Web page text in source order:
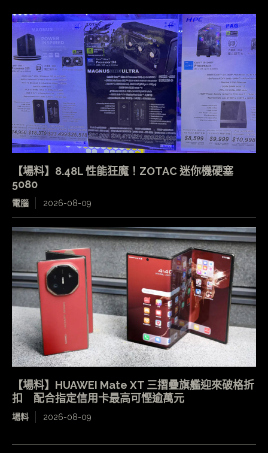
【場料】8.48L 性能狂魔！ZOTAC 迷你機硬塞
5080
電腦 2026-08-09
【場料】HUAWEI Mate XT 三摺疊旗艦迎來破格折
扣 配合指定信用卡最高可慳逾萬元
場料 2026-08-09